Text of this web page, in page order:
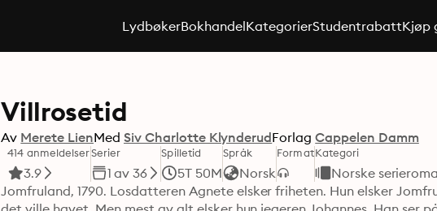
LydbøkerBokhandelKategorierStudentrabattKjøp
Villrosetid
Av Merete LienMed Siv Charlotte KlynderudForlag Cappelen Damm
414 anmeldelser
3.9
Serier
1 av 36
Spilletid
5T 50M
Språk
Norsk
FormatKategori
Norske
Jomfruland, 1790. Losdatteren Agnete elsker friheten. Hun elsker